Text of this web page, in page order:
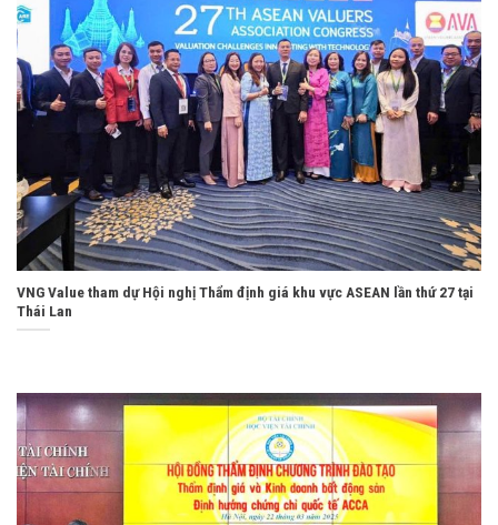
VNG Value tham dự Hội nghị Thẩm định giá khu vực ASEAN lần thứ 27 tại
Thái Lan